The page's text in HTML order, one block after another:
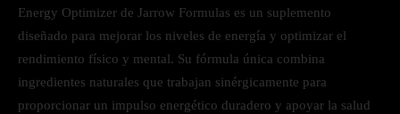
Energy Optimizer de Jarrow Formulas es un suplemento
diseñado para mejorar los niveles de energía y optimizar el
rendimiento físico y mental. Su fórmula única combina
ingredientes naturales que trabajan sinérgicamente para
proporcionar un impulso energético duradero y apoyar la salud